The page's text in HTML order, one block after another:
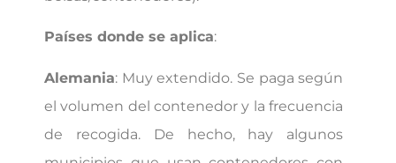
Países donde se aplica:
Alemania: Muy extendido. Se paga según
el volumen del contenedor y la frecuencia
de recogida. De hecho, hay algunos